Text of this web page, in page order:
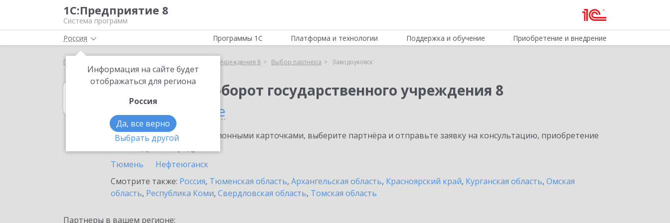
1С:Предприятие 8
Система программ
Россия
Информация на сайте будет
отображаться для региона
Россия
Да, все верно
Выбрать другой
Программы 1С Платформа и технологии Поддержка и обучение Приобретение и внедрение
Главная 1С:Документооборот государственного учреждения 8 Выбор партнёра Заводоуковск
1С:Документооборот государственного учреждения 8
в Заводоуковске
Ознакомьтесь с информационными карточками, выберите партнёра и отправьте заявку на консультацию, приобретение
Тюмень
Нефтеюганск
Смотрите также: Россия, Тюменская область, Архангельская область, Красноярский край, Курганская область, Омская
область, Республика Коми, Свердловская область, Томская область
Партнеры в вашем регионе: